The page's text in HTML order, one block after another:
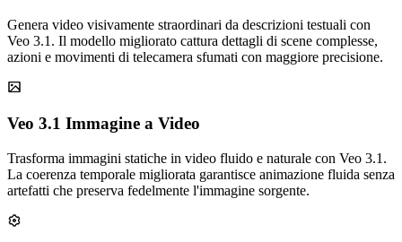
Genera video visivamente straordinari da descrizioni testuali con
Veo 3.1. Il modello migliorato cattura dettagli di scene complesse,
azioni e movimenti di telecamera sfumati con maggiore precisione.
Veo 3.1 Immagine a Video
Trasforma immagini statiche in video fluido e naturale con Veo 3.1.
La coerenza temporale migliorata garantisce animazione fluida senza
artefatti che preserva fedelmente l'immagine sorgente.